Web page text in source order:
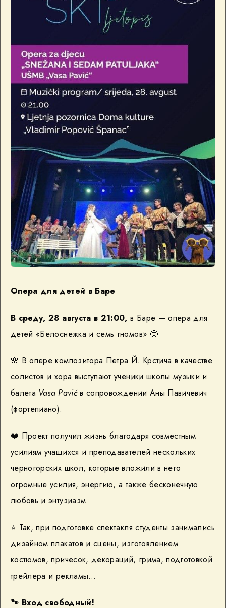
Опера для детей в Баре
В среду, 28 августа в 21:00,в Баре — опера для
детей «Белоснежка и семь гномов» 🤩
🌸 В опере композитора Петра Й. Крстича в качестве
солистов и хора выступают ученики школы музыки и
балета Vasa Pavićв сопровождении Аны Павичевич
(фортепиано).
❤️ Проект получил жизнь благодаря совместным
усилиям учащихся и преподавателей нескольких
черногорских школ, которые вложили в него
огромные усилия, энергию, а также бесконечную
любовь и энтузиазм.
⭐️ Так, при подготовке спектакля студенты занимались
дизайном плакатов и сцены, изготовлением
костюмов, причесок, декораций, грима, подготовкой
трейлера и рекламы…
🐾 Вход свободный!